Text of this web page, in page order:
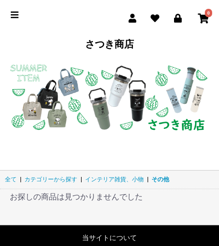
0
さつき商店
全て カテゴリーから探す インテリア雑貨、小物 その他
お探しの商品は見つかりませんでした
当サイトについて